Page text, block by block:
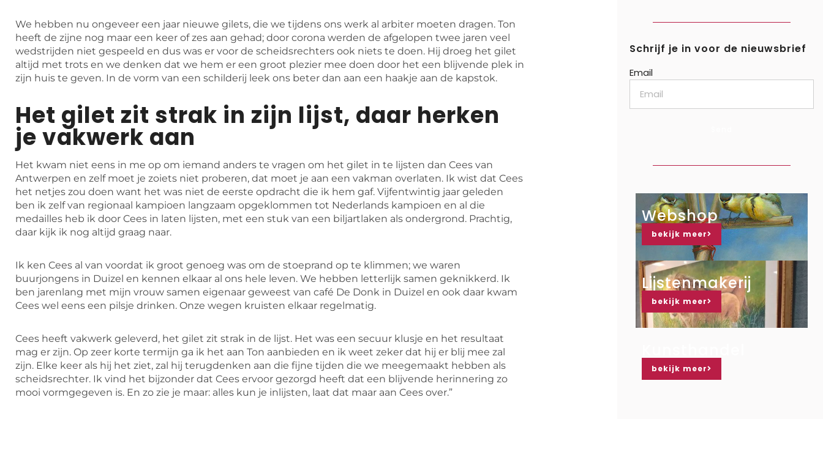
We hebben nu ongeveer een jaar nieuwe gilets, die we tijdens ons werk al arbiter moeten dragen. Ton
heeft de zijne nog maar een keer of zes aan gehad; door corona werden de afgelopen twee jaren veel
wedstrijden niet gespeeld en dus was er voor de scheidsrechters ook niets te doen. Hij droeg het gilet
altijd met trots en we denken dat we hem er een groot plezier mee doen door het een blijvende plek in
zijn huis te geven. In de vorm van een schilderij leek ons beter dan aan een haakje aan de kapstok.
Het gilet zit strak in zijn lijst, daar herken
je vakwerk aan
Het kwam niet eens in me op om iemand anders te vragen om het gilet in te lijsten dan Cees van
Antwerpen en zelf moet je zoiets niet proberen, dat moet je aan een vakman overlaten. Ik wist dat Cees
het netjes zou doen want het was niet de eerste opdracht die ik hem gaf. Vijfentwintig jaar geleden
ben ik zelf van regionaal kampioen langzaam opgeklommen tot Nederlands kampioen en al die
medailles heb ik door Cees in laten lijsten, met een stuk van een biljartlaken als ondergrond. Prachtig,
daar kijk ik nog altijd graag naar.
Ik ken Cees al van voordat ik groot genoeg was om de stoeprand op te klimmen; we waren
buurjongens in Duizel en kennen elkaar al ons hele leven. We hebben letterlijk samen geknikkerd. Ik
ben jarenlang met mijn vrouw samen eigenaar geweest van café De Donk in Duizel en ook daar kwam
Cees wel eens een pilsje drinken. Onze wegen kruisten elkaar regelmatig.
Cees heeft vakwerk geleverd, het gilet zit strak in de lijst. Het was een secuur klusje en het resultaat
mag er zijn. Op zeer korte termijn ga ik het aan Ton aanbieden en ik weet zeker dat hij er blij mee zal
zijn. Elke keer als hij het ziet, zal hij terugdenken aan die fijne tijden die we meegemaakt hebben als
scheidsrechter. Ik vind het bijzonder dat Cees ervoor gezorgd heeft dat een blijvende herinnering zo
mooi vormgegeven is. En zo zie je maar: alles kun je inlijsten, laat dat maar aan Cees over.”
Schrijf je in voor de nieuwsbrief
Email
Webshop
bekijk meer
Lijstenmakerij
bekijk meer
bekijk meer